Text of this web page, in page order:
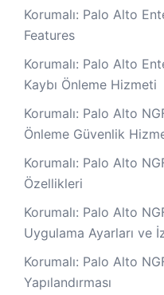
Korumalı: Palo Alto
Features
Korumalı: Palo Alto
Kaybı Önleme Hizmeti
Korumalı: Palo Alto
Önleme Güvenlik
Korumalı: Palo Alto
Özellikleri
Korumalı: Palo Alto
Uygulama Ayarları ve
Korumalı: Palo Alto
Yapılandırması